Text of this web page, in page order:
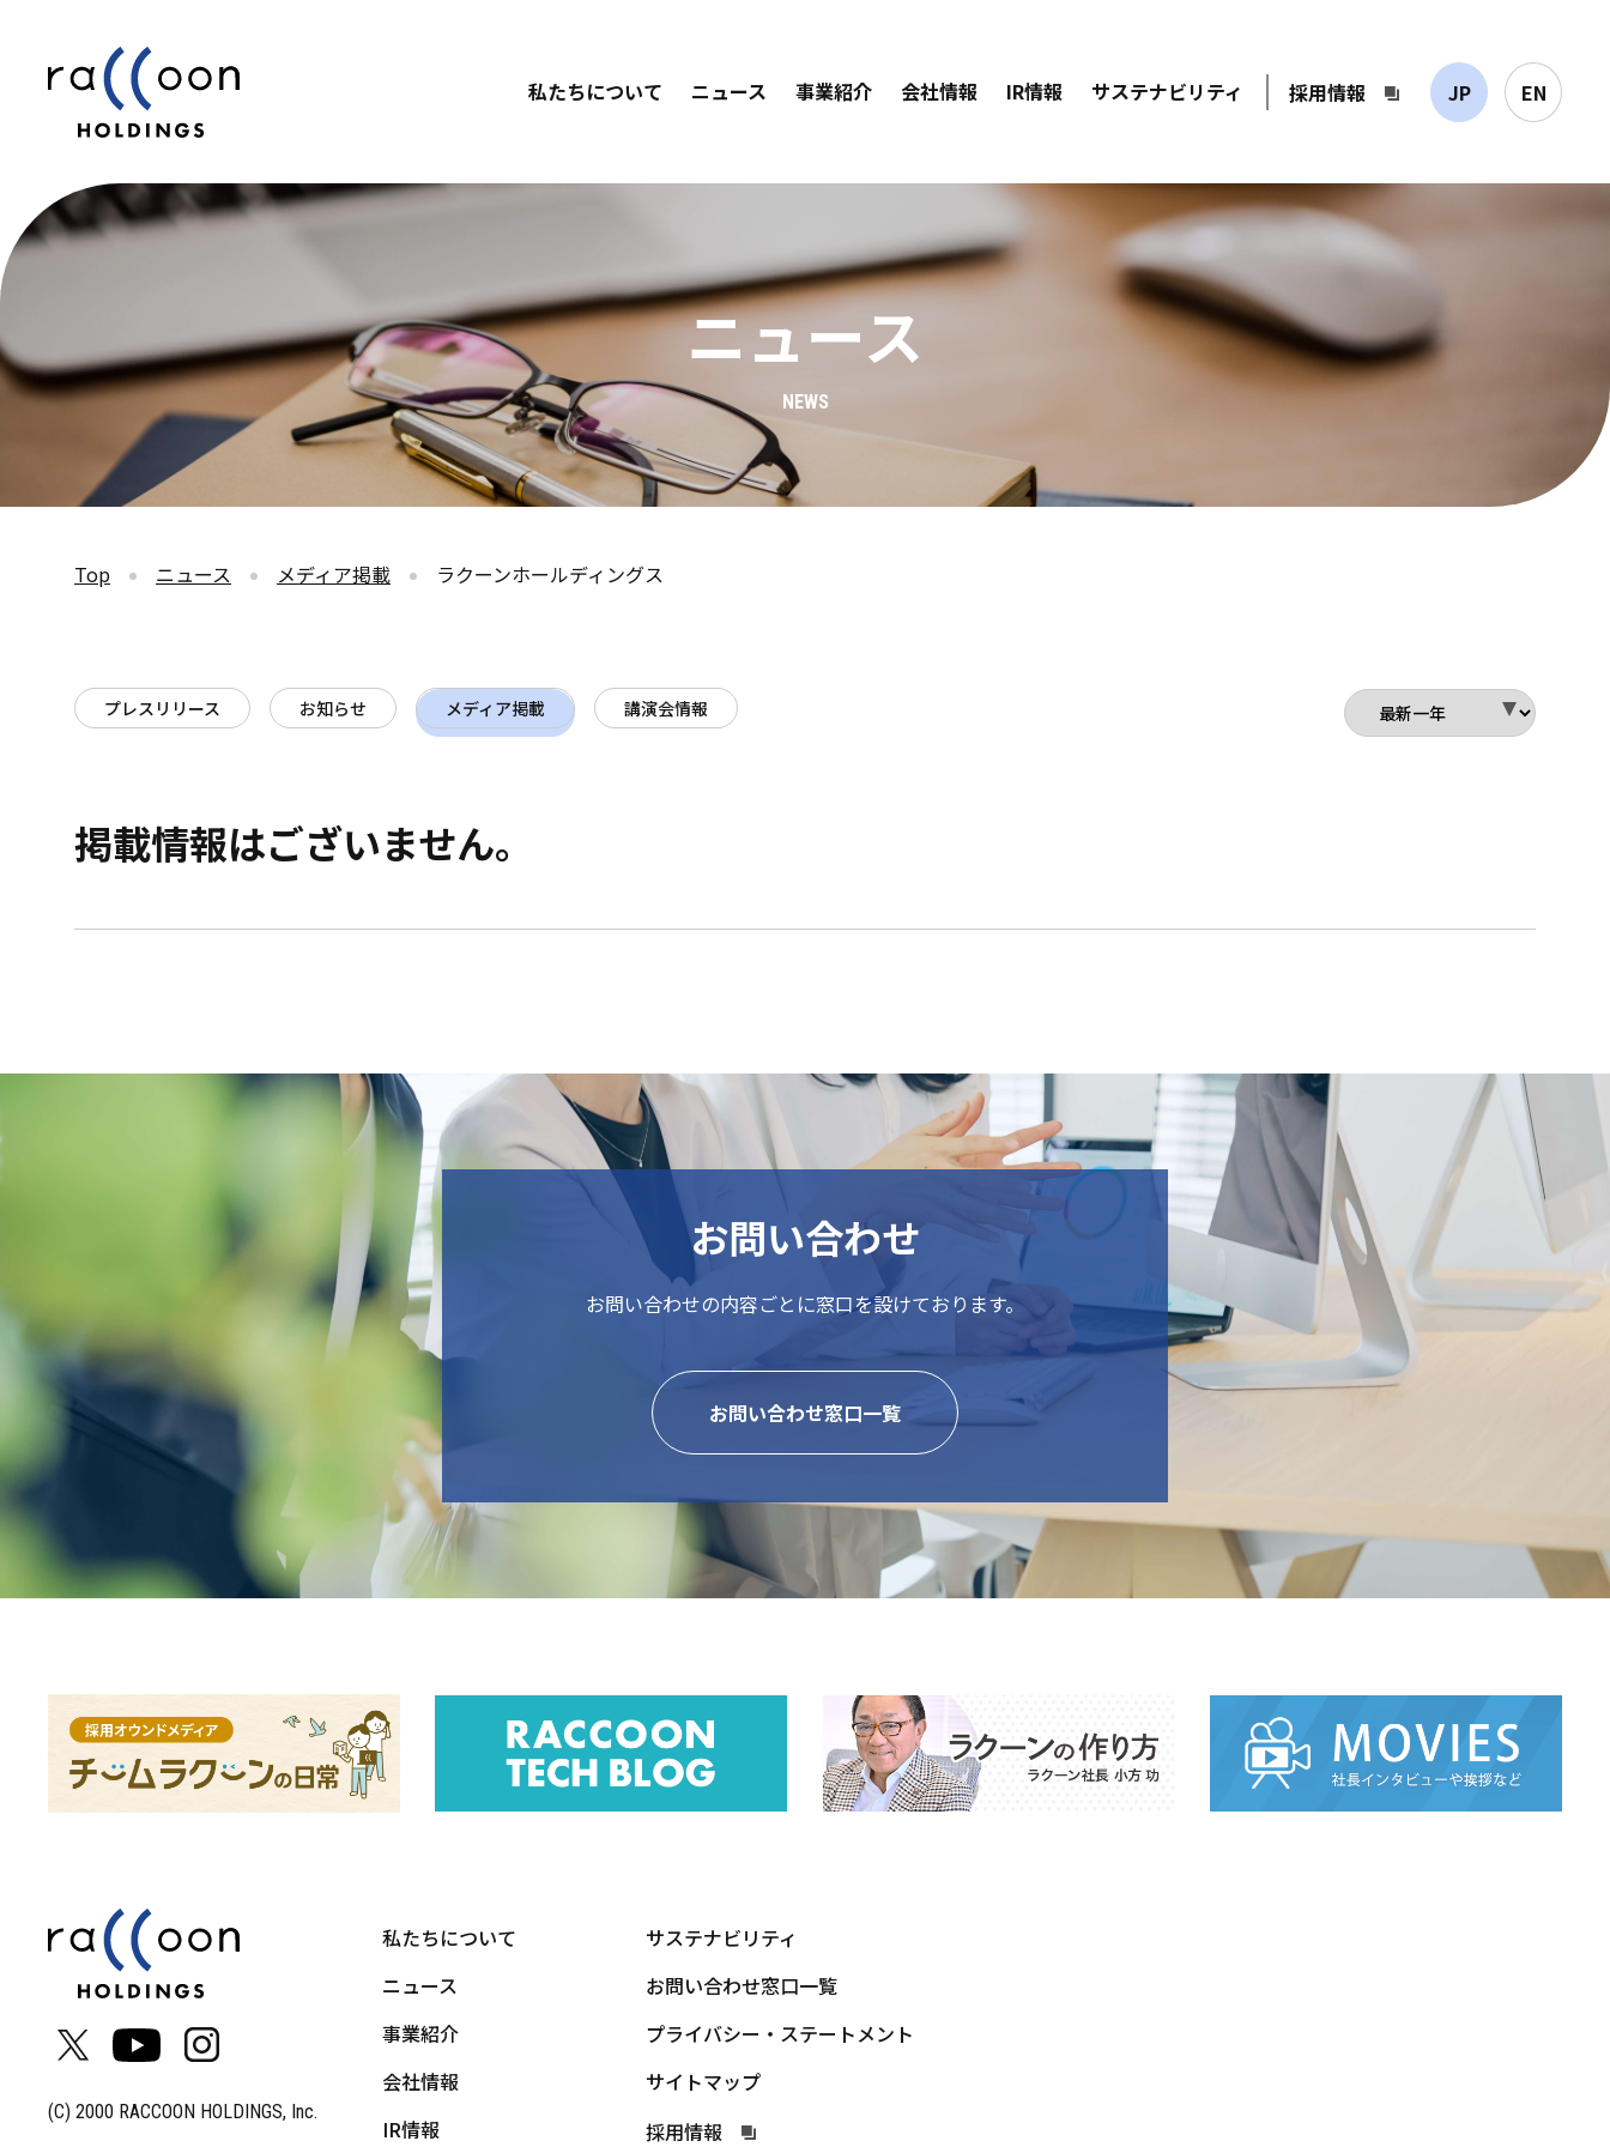
私たちについて ニュース 事業紹介 会社情報 IR情報 サステナビリティ 採用情報 JP EN
ニュース
NEWS
Top ニュース メディア掲載 ラクーンホールディングス
プレスリリース お知らせ メディア掲載 講演会情報
掲載情報はございません。
お問い合わせ
お問い合わせの内容ごとに窓口を設けております。
お問い合わせ窓口一覧
(C) 2000 RACCOON HOLDINGS, Inc.
私たちについて
ニュース
事業紹介
会社情報
IR情報
サステナビリティ
お問い合わせ窓口一覧
プライバシー・ステートメント
サイトマップ
採用情報